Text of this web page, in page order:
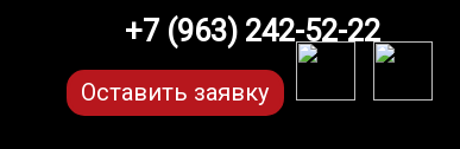
+7 (963) 242-52-22
Оставить заявку